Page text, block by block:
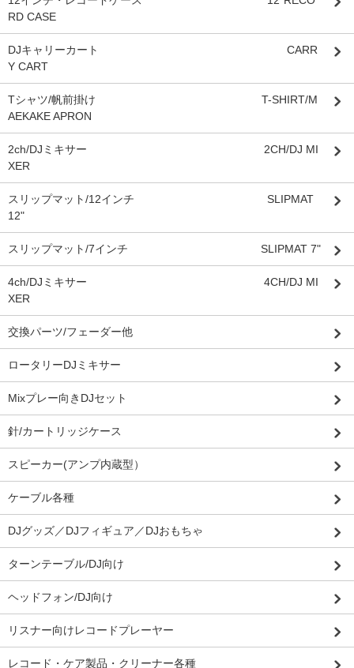
RD CASE
DJキャリーカート CARR
Y CART
Tシャツ/帆前掛け T-SHIRT/M
AEKAKE APRON
2ch/DJミキサー 2CH/DJ MI
XER
スリップマット/12インチ SLIPMAT
12"
スリップマット/7インチ SLIPMAT 7"
4ch/DJミキサー 4CH/DJ MI
XER
交換パーツ/フェーダー他
ロータリーDJミキサー
Mixプレー向きDJセット
針/カートリッジケース
スピーカー(アンプ内蔵型）
ケーブル各種
DJグッズ／DJフィギュア／DJおもちゃ
ターンテーブル/DJ向け
ヘッドフォン/DJ向け
リスナー向けレコードプレーヤー
レコード・ケア製品・クリーナー各種